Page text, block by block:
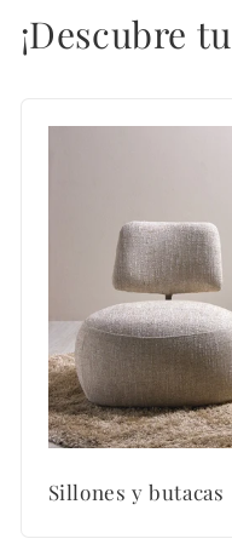
¡Descubre
Sillones y butacas